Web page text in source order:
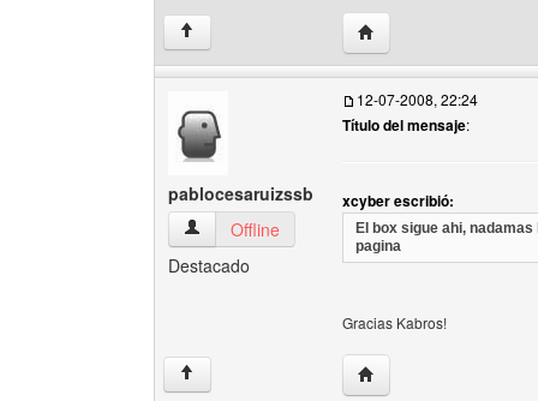
↑ Visitar sitio web del
pablocesaruizssb
pablocesaruizssb Ver perfil del usuario
Offline
Destacado
12-07-2008, 22:24
Título del mensaje:
xcyber escribió:
El box sigue ahi,
pagina
Gracias Kabros!
↑ Visitar sitio web del